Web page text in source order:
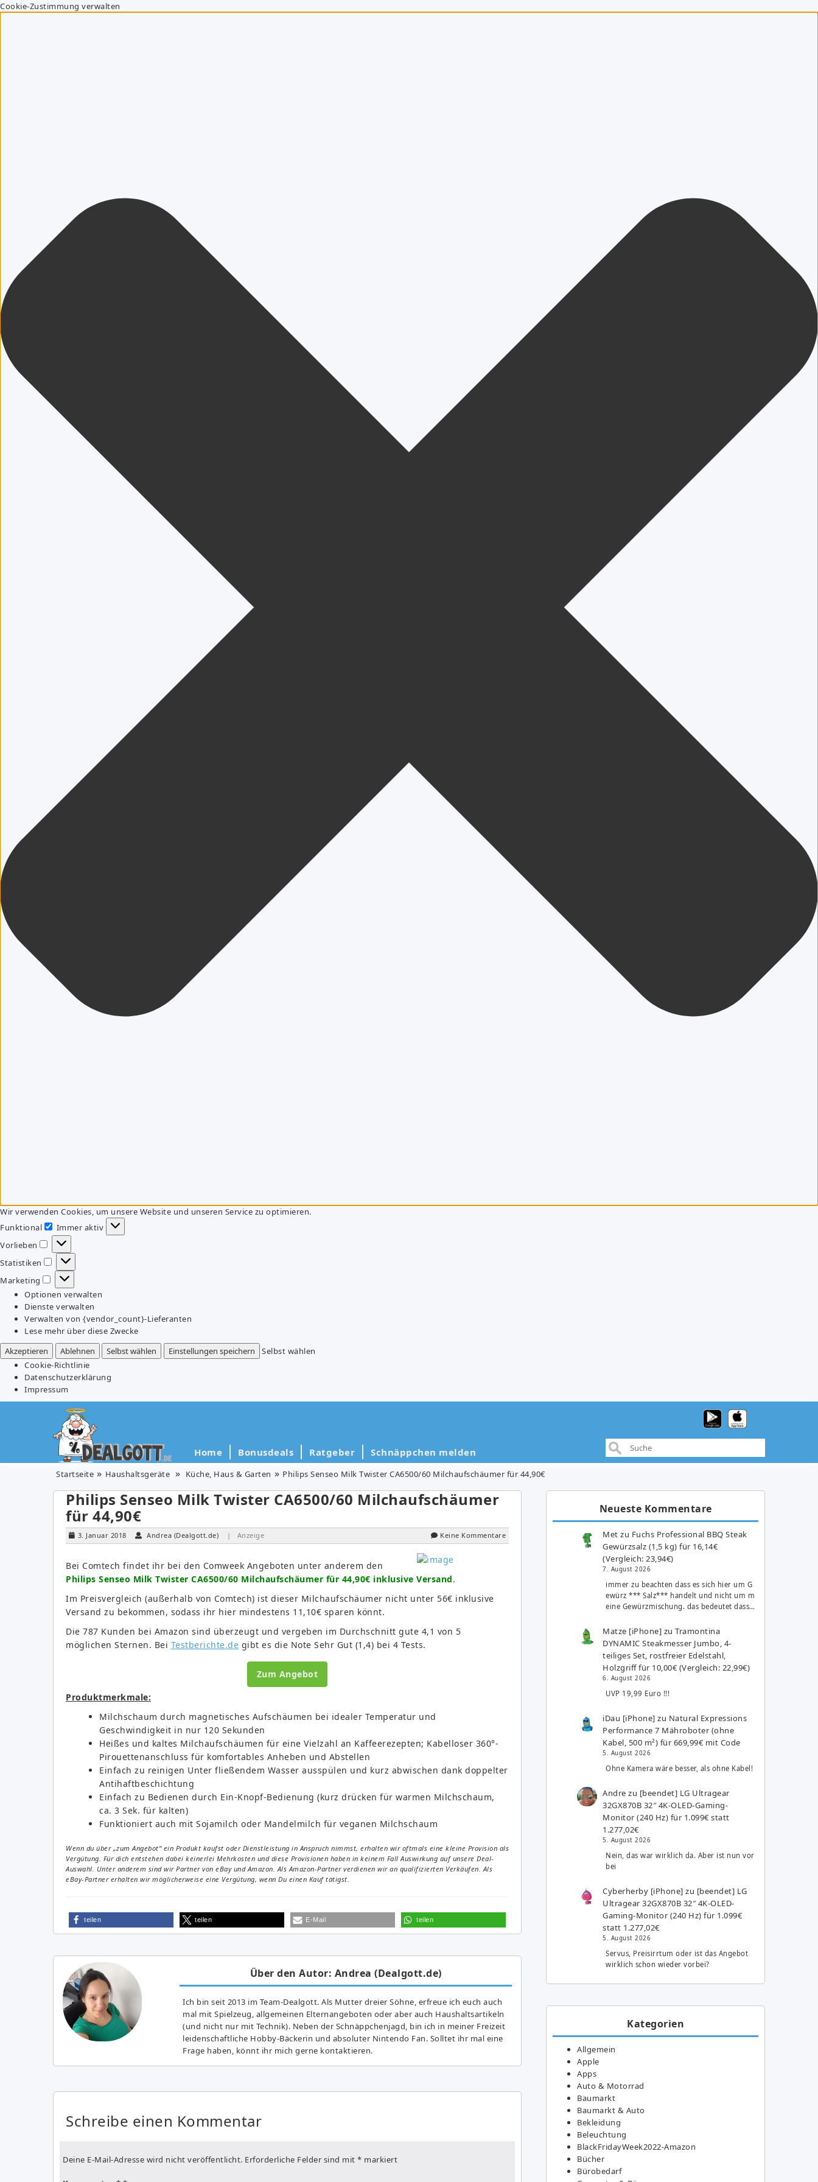
Cookie-Zustimmung verwalten
Wir verwenden Cookies, um unsere Website und unseren Service zu optimieren.
Funktional
Funktional
Immer aktiv
Vorlieben
Vorlieben
Statistiken
Statistiken
Marketing
Marketing
Optionen verwalten
Dienste verwalten
Verwalten von {vendor_count}-Lieferanten
Lese mehr über diese Zwecke
Akzeptieren
Ablehnen Selbst wählen Einstellungen speichern
Selbst wählen
Cookie-Richtlinie
Datenschutzerklärung
Impressum
Home Bonusdeals Ratgeber Schnäppchen melden
Startseite Haushaltsgeräte Küche, Haus & Garten Philips Senseo Milk Twister CA6500/60 Milchaufschäumer für 44,90€
Philips Senseo Milk Twister CA6500/60 Milchaufschäumer
für 44,90€
3. Januar 2018 Andrea (Dealgott.de) | Anzeige Keine Kommentare
Bei Comtech findet ihr bei den Comweek Angeboten unter anderem den
Philips Senseo Milk Twister CA6500/60 Milchaufschäumer für 44,90€ inklusive Versand.
Im Preisvergleich (außerhalb von Comtech) ist dieser Milchaufschäumer nicht unter 56€ inklusive
Versand zu bekommen, sodass ihr hier mindestens 11,10€ sparen könnt.
Die 787 Kunden bei Amazon sind überzeugt und vergeben im Durchschnitt gute 4,1 von 5
möglichen Sternen. Bei Testberichte.de gibt es die Note Sehr Gut (1,4) bei 4 Tests.
Zum Angebot
Produktmerkmale:
Milchschaum durch magnetisches Aufschäumen bei idealer Temperatur und
Geschwindigkeit in nur 120 Sekunden
Heißes und kaltes Milchaufschäumen für eine Vielzahl an Kaffeerezepten; Kabelloser 360°-
Pirouettenanschluss für komfortables Anheben und Abstellen
Einfach zu reinigen Unter fließendem Wasser ausspülen und kurz abwischen dank doppelter
Antihaftbeschichtung
Einfach zu Bedienen durch Ein-Knopf-Bedienung (kurz drücken für warmen Milchschaum,
ca. 3 Sek. für kalten)
Funktioniert auch mit Sojamilch oder Mandelmilch für veganen Milchschaum
Wenn du über „zum Angebot“ ein Produkt kaufst oder Dienstleistung in Anspruch nimmst, erhalten wir oftmals eine kleine Provision als
Vergütung. Für dich entstehen dabei keinerlei Mehrkosten und diese Provisionen haben in keinem Fall Auswirkung auf unsere Deal-
Auswahl. Unter anderem sind wir Partner von eBay und Amazon. Als Amazon-Partner verdienen wir an qualifizierten Verkäufen. Als
eBay-Partner erhalten wir möglicherweise eine Vergütung, wenn Du einen Kauf tätigst.
teilen teilen E-Mail teilen
Über den Autor: Andrea (Dealgott.de)
Ich bin seit 2013 im Team-Dealgott. Als Mutter dreier Söhne, erfreue ich euch auch
mal mit Spielzeug, allgemeinen Elternangeboten oder aber auch Haushaltsartikeln
(und nicht nur mit Technik). Neben der Schnäppchenjagd, bin ich in meiner Freizeit
leidenschaftliche Hobby-Bäckerin und absoluter Nintendo Fan. Solltet ihr mal eine
Frage haben, könnt ihr mich gerne kontaktieren.
Schreibe einen Kommentar
Deine E-Mail-Adresse wird nicht veröffentlicht. Erforderliche Felder sind mit * markiert
Neueste Kommentare
Met zu Fuchs Professional BBQ Steak
Gewürzsalz (1,5 kg) für 16,14€
(Vergleich: 23,94€)
7. August 2026
immer zu beachten dass es sich hier um G
ewürz *** Salz*** handelt und nicht um m
eine Gewürzmischung. das bedeutet dass…
Matze [iPhone] zuTramontina
DYNAMIC Steakmesser Jumbo, 4-
teiliges Set, rostfreier Edelstahl,
Holzgriff für 10,00€ (Vergleich: 22,99€)
6. August 2026
UVP 19,99 Euro !!!
iDau [iPhone] zu Natural Expressions
Performance 7 Mähroboter (ohne
Kabel, 500 m²) für 669,99€ mit Code
5. August 2026
Ohne Kamera wäre besser, als ohne Kabel!
Andre zu [beendet] LG Ultragear
32GX870B 32″ 4K-OLED-Gaming-
Monitor (240 Hz) für 1.099€ statt
1.277,02€
5. August 2026
Nein, das war wirklich da. Aber ist nun vor
bei
Cyberherby [iPhone] zu [beendet] LG
Ultragear 32GX870B 32″ 4K-OLED-
Gaming-Monitor (240 Hz) für 1.099€
statt 1.277,02€
5. August 2026
Servus, Preisirrtum oder ist das Angebot
wirklich schon wieder vorbei?
Kategorien
Allgemein
Apple
Apps
Auto & Motorrad
Baumarkt
Baumarkt & Auto
Bekleidung
Beleuchtung
BlackFridayWeek2022-Amazon
Bücher
Bürobedarf